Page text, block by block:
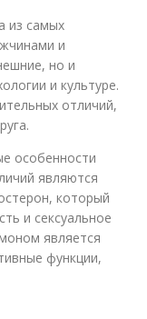
из самых
и
но и
и культуре.
отличий,
особенности
являются
который
и сексуальное
является
функции,